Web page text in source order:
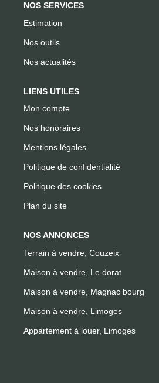
NOS SERVICES
Estimation
Nos outils
Nos actualités
LIENS UTILES
Mon compte
Nos honoraires
Mentions légales
Politique de confidentialité
Politique des cookies
Plan du site
NOS ANNONCES
Terrain à vendre, Couzeix
Maison à vendre, Le dorat
Maison à vendre, Magnac bourg
Maison à vendre, Limoges
Appartement à louer, Limoges